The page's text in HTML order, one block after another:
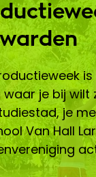
je bij wilt
je
Van Hall